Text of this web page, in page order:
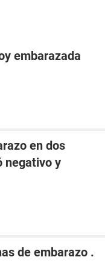
embarazada
en dos
negativo y
de embarazo .